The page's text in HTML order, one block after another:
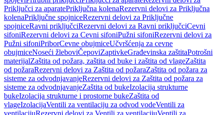
Priključci za aparatePriključna kolenaRezervni delovi za Priključna
kolenaPriključne spojniceRezervni delovi za Priključne
spojniceRavni priključciRezervni delovi za Ravni priključciCevni
sifoniRezervni delovi za Cevni sifoniPužni sifoniRezervni delovi za
Pužni sifoniPriborCevne obujmiceUčvršćenja za cevne
obujmiceNoseći žleboviČepoviZaptivkeGrađevinska zaštitaPotrošni
materijalZaštita od požara, zaštita od buke i zaštita od vlageZaštita
od požaraRezervni delovi za Zaštita od požaraZaštita od požara za
sisteme za odvodnjavanjeRezervni delovi za Zaštita od požara za
sisteme za odvodnjavanjeZaštita od bukeIzolacija strukturne
bukeIzolacija strukturne i prostorne bukeZaštita od
vlageIzolacijaVentili za ventilaciju za odvod vodeVentili za
ventilacijuRezervni delovi za Ventili za ventilacijuVentili za